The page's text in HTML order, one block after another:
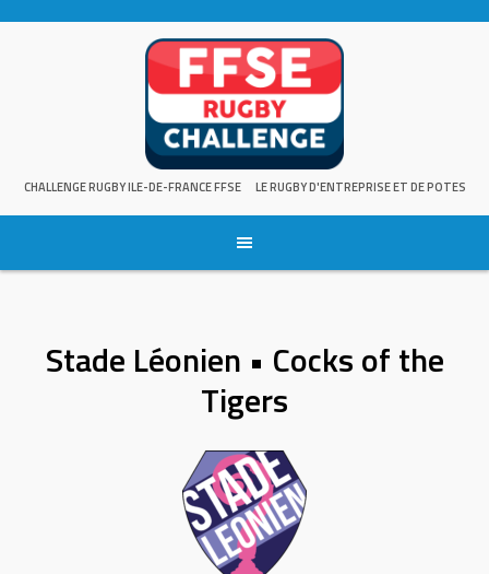
CHALLENGE RUGBY ILE-DE-FRANCE FFSE LE RUGBY D'ENTREPRISE ET DE POTES
Stade Léonien • Cocks of the
Tigers